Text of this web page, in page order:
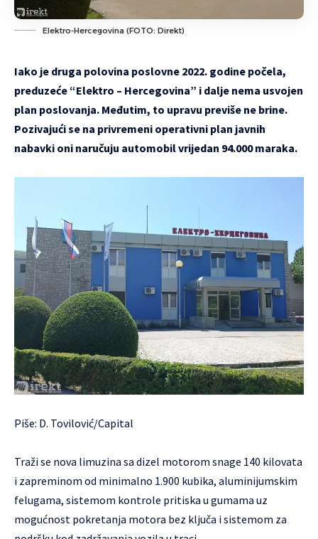
Elektro-Hercegovina (FOTO: Direkt)
Iako je druga polovina poslovne 2022. godine počela,
preduzeće “Elektro – Hercegovina” i dalje nema usvojen
plan poslovanja. Međutim, to upravu previše ne brine.
Pozivajući se na privremeni operativni plan javnih
nabavki oni naručuju automobil vrijedan 94.000 maraka.
Piše: D. Tovilović/Capital
Traži se nova limuzina sa dizel motorom snage 140 kilovata
i zapreminom od minimalno 1.900 kubika, aluminijumskim
felugama, sistemom kontrole pritiska u gumama uz
mogućnost pokretanja motora bez ključa i sistemom za